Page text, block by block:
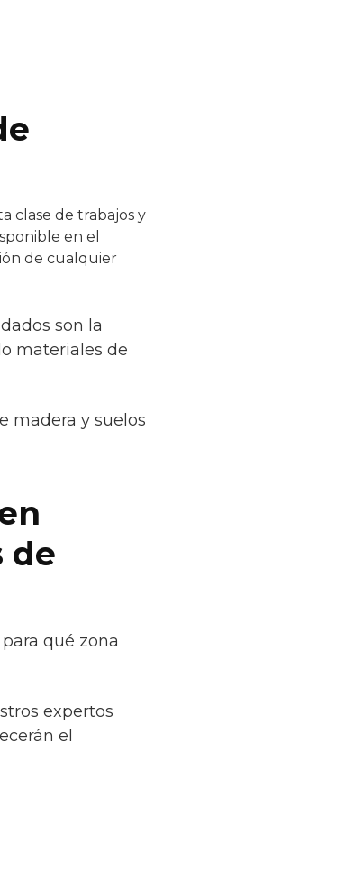
clase de trabajos y
en el
de cualquier
son la
materiales de
madera y suelos
de
qué zona
expertos
el